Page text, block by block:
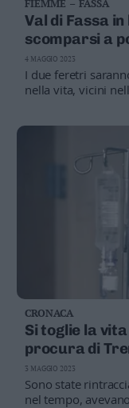
FIEMME – FASSA
Val di Fassa
scomparsi a
storia
I due feretri
nella vita, vicini
4 MAGGIO 2023
CRONACA
Si toglie la
procura di
suicidio
Sono state
nel tempo,
3 MAGGIO 2023